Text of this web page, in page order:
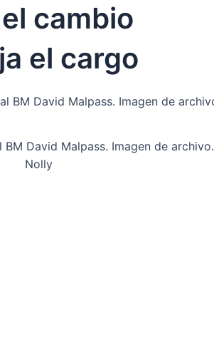
cambio
el cargo
David Malpass. Imagen de
Nolly